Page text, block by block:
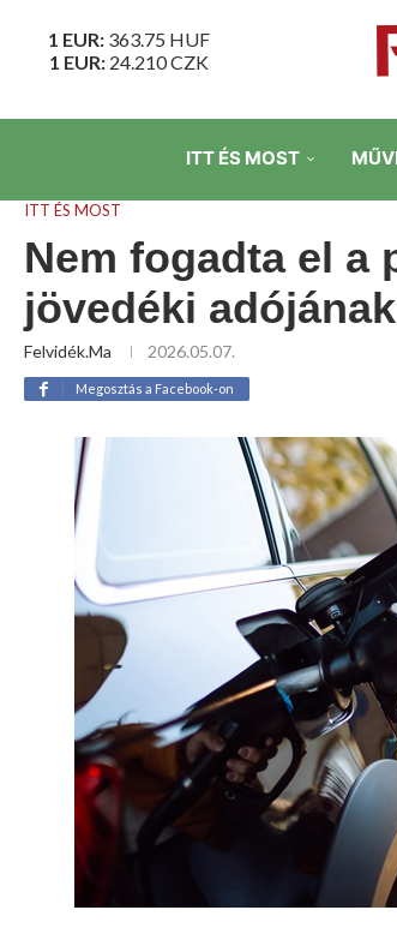
1 EUR: 363.75 HUF
1 EUR: 24.210CZK
ITT ÉS MOST
ITT ÉS MOST
Nem fogadta el a
jövedéki
Felvidék.ma 2026.05.07.
Megosztás a Facebook-on